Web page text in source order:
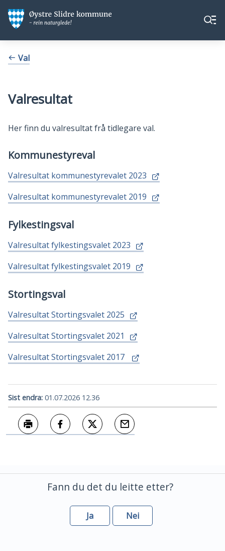
Øystre
Slidre
kommune
Øystre
Slidre
Meny
DuVal
Valresultat
Her finn du valresultat frå tidlegare val.
Kommunestyreval
Valresultat kommunestyrevalet 2023
Valresultat kommunestyrevalet 2019
Fylkestingsval
Valresultat fylkestingsvalet 2023
Valresultat fylkestingsvalet 2019
Stortingsval
Valresultat Stortingsvalet 2025
Valresultat Stortingsvalet 2021
Valresultat Stortingsvalet 2017
Sist endra 01.07.2026 12.36
Fann du det du leitte etter?
Ja Nei